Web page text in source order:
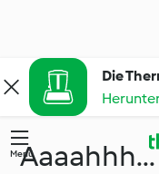
Die
Menü